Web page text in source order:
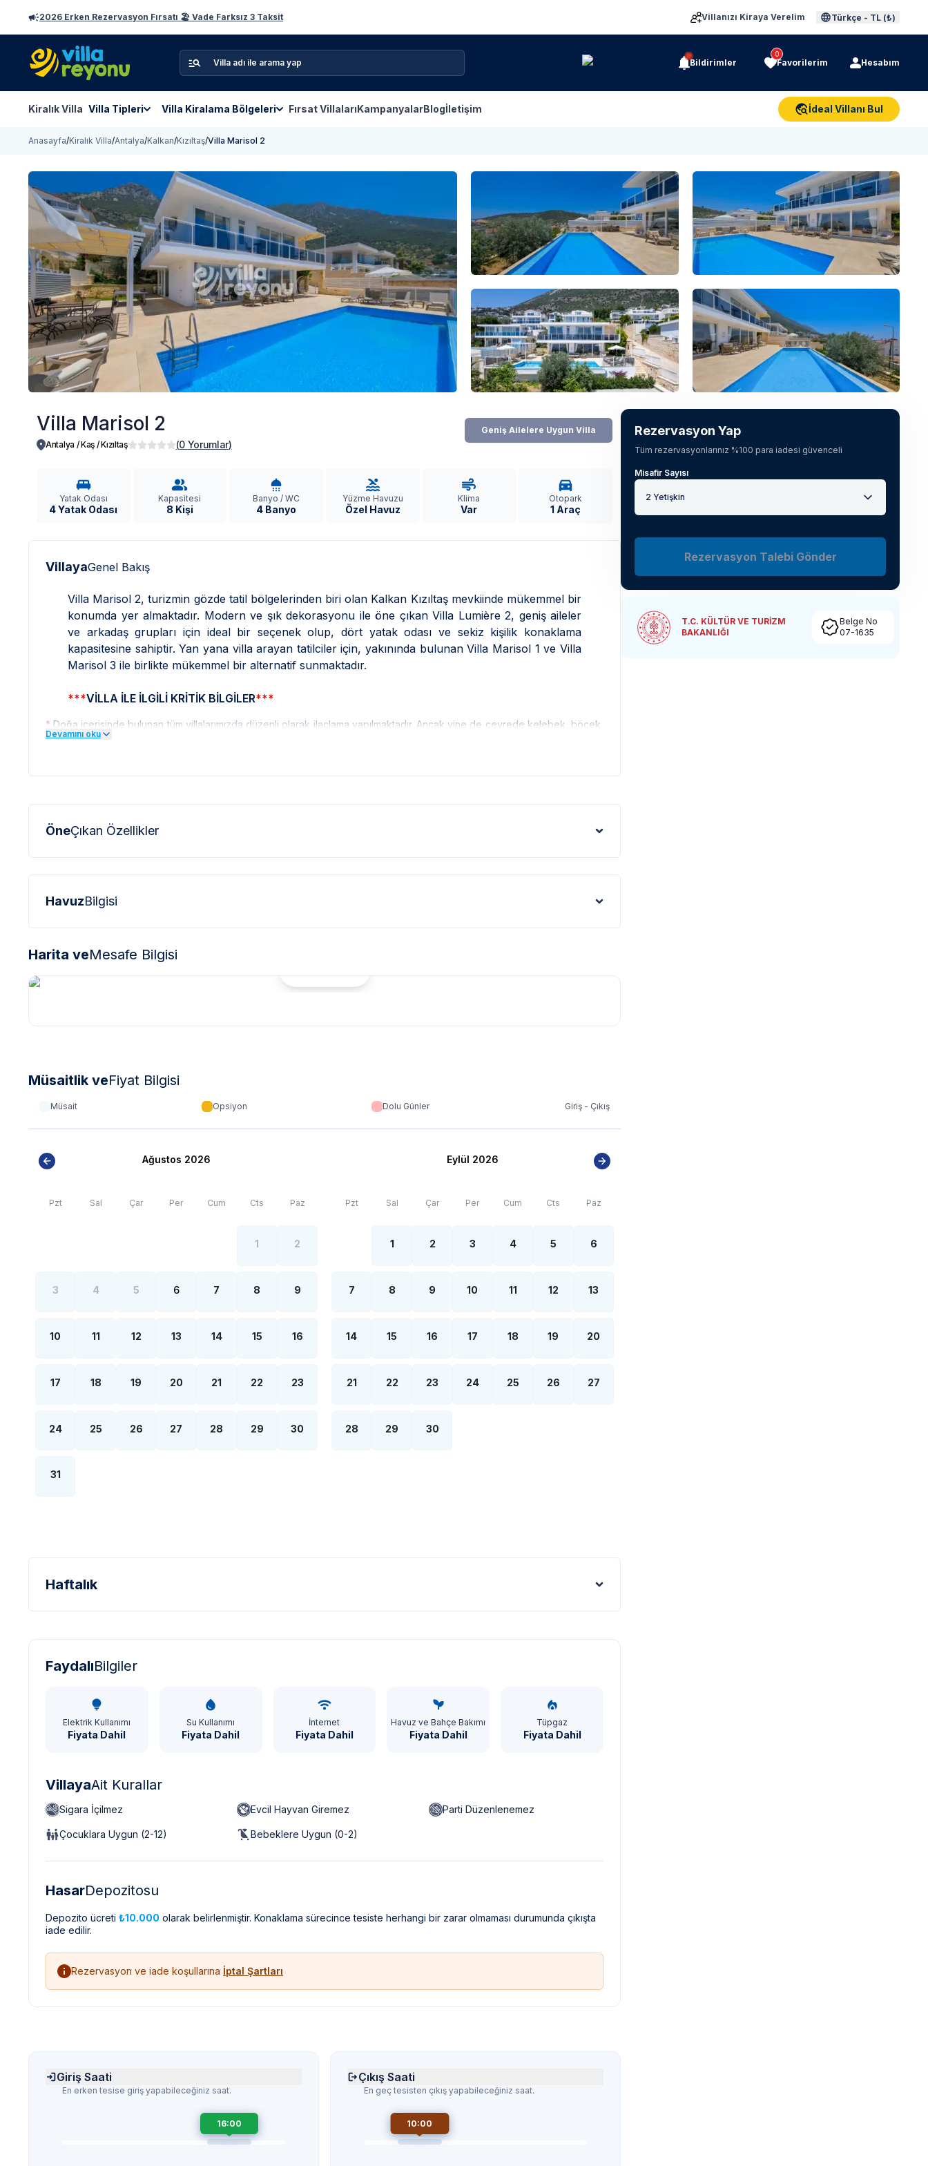
2026 Erken Rezervasyon Fırsatı 🏖️ Vade Farksız 3 Taksit Villanızı Kiraya Verelim Türkçe - TL (₺)
Bildirimler
0
Favorilerim Hesabım
Kiralık Villa Villa Tipleri Villa Kiralama Bölgeleri Fırsat VillalarıKampanyalarBlogİletişim İdeal Villanı Bul
Anasayfa/Kiralık Villa/Antalya/Kalkan/Kızıltaş/Villa Marisol 2
Tüm fotoğrafları gör
Villa Marisol 2
Antalya / Kaş /Kızıltaş (0 Yorumlar)
Geniş Ailelere Uygun Villa
Yatak Odası
4 Yatak Odası
Kapasitesi
8 Kişi
Banyo / WC
4 Banyo
Yüzme Havuzu
Özel Havuz
Klima
Var
Otopark
1 Araç
VillayaGenel Bakış
Villa Marisol 2, turizmin gözde tatil bölgelerinden biri olan Kalkan Kızıltaş mevkiinde mükemmel bir
konumda yer almaktadır. Modern ve şık dekorasyonu ile öne çıkan Villa Lumière 2, geniş aileler
ve arkadaş grupları için ideal bir seçenek olup, dört yatak odası ve sekiz kişilik konaklama
kapasitesine sahiptir. Yan yana villa arayan tatilciler için, yakınında bulunan Villa Marisol 1 ve Villa
Marisol 3 ile birlikte mükemmel bir alternatif sunmaktadır.
***VİLLA İLE İLGİLİ KRİTİK BİLGİLER***
* Doğa içerisinde bulunan tüm villalarımızda düzenli olarak ilaçlama yapılmaktadır. Ancak yine de çevrede kelebek, böcek,
sinek vb. bulunma ihtimali bulunmaktadır.
profesyonel fotoğraf makinaları ile çekilmektedir. Bu nedenle resimler üzerinde yer alan objeler gerçeğinden daha büyük
Kalkan çevresinde bulunan villarımızın bir kısmı, bölge şartları sebebiyle yamaç üzerine kurulmuştur.
elektrik ve su kesintileri yaşanabilmektedir.
Devamını oku
ÖneÇıkan Özellikler
HavuzBilgisi
Harita veMesafe Bilgisi
Müsaitlik veFiyat Bilgisi
Müsait Opsiyon Dolu Günler Giriş - Çıkış
Ağustos 2026
Pzt Sal Çar Per Cum Cts Paz
1 2
3 4 5 6 7 8 9
10 11 12 13 14 15 16
17 18 19 20 21 22 23
24 25 26 27 28 29 30
31
Eylül 2026
Pzt Sal Çar Per Cum Cts Paz
1 2 3 4 5 6
7 8 9 10 11 12 13
14 15 16 17 18 19 20
21 22 23 24 25 26 27
28 29 30
Haftalık
FaydalıBilgiler
Elektrik Kullanımı
Fiyata Dahil
Su Kullanımı
Fiyata Dahil
İnternet
Fiyata Dahil
Havuz ve Bahçe Bakımı
Fiyata Dahil
Tüpgaz
Fiyata Dahil
VillayaAit Kurallar
Sigara İçilmez Evcil Hayvan Giremez Parti Düzenlenemez
Çocuklara Uygun (2-12) Bebeklere Uygun (0-2)
HasarDepozitosu
Depozito ücreti ₺10.000 olarak belirlenmiştir. Konaklama sürecince tesiste herhangi bir zarar olmaması durumunda çıkışta
iade edilir.
Rezervasyon ve iade koşullarına İptal Şartları
Giriş Saati
En erken tesise giriş yapabileceğiniz saat.
16:00
Çıkış Saati
En geç tesisten çıkış yapabileceğiniz saat.
10:00
Rezervasyon Yap
Tüm rezervasyonlarınız %100 para iadesi güvenceli
Misafir Sayısı
2 Yetişkin
Rezervasyon Talebi Gönder
T.C. KÜLTÜR VE TURİZM
BAKANLIĞI
Belge No
07-1635